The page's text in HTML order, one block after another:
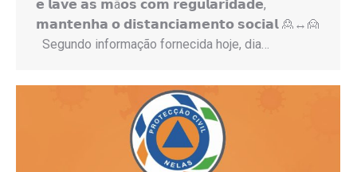
𝗲 𝗹𝗮𝘃𝗲 𝗮𝘀 𝗺ã𝗼𝘀 𝗰𝗼𝗺 𝗿𝗲𝗴𝘂𝗹𝗮𝗿𝗶𝗱𝗮𝗱𝗲,
𝗺𝗮𝗻𝘁𝗲𝗻𝗵𝗮 𝗼 𝗱𝗶𝘀𝘁𝗮𝗻𝗰𝗶𝗮𝗺𝗲𝗻𝘁𝗼 𝘀𝗼𝗰𝗶𝗮𝗹 🙎↔️🙍
Segundo informação fornecida hoje, dia…